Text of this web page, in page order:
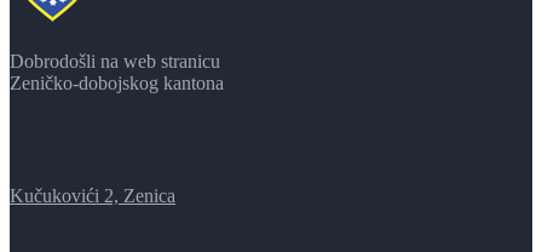
Dobrodošli na web stranicu
Zeničko-dobojskog kantona
Kučukovići 2, Zenica